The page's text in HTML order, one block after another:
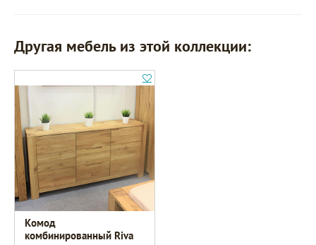
Другая мебель из этой коллекции:
Комод
комбинированный Riva